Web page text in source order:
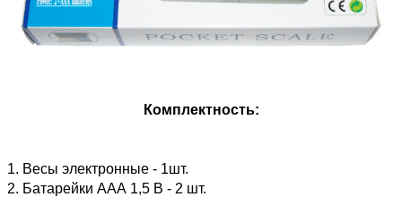
Комплектность:
1. Весы электронные - 1шт.
2. Батарейки ААА 1,5 В - 2 шт.